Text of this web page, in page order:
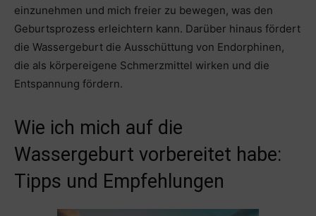
einzunehmen und mich freier zu bewegen, was den
Geburtsprozess erleichtern kann. Darüber hinaus fördert
die Wassergeburt die Ausschüttung von Endorphinen,
die als körpereigene Schmerzmittel wirken und die
Entspannung fördern.
Wie ich mich auf die
Wassergeburt vorbereitet habe:
Tipps und Empfehlungen